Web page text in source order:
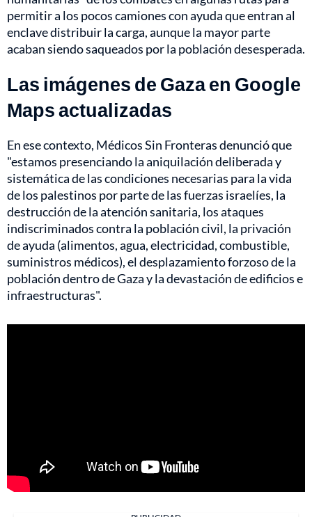
permitir a los pocos camiones con ayuda que entran al
enclave distribuir la carga, aunque la mayor parte
acaban siendo saqueados por la población desesperada.
Las imágenes de Gaza en Google
Maps actualizadas
En ese contexto, Médicos Sin Fronteras denunció que
"estamos presenciando la aniquilación deliberada y
sistemática de las condiciones necesarias para la vida
de los palestinos por parte de las fuerzas israelíes, la
destrucción de la atención sanitaria, los ataques
indiscriminados contra la población civil, la privación
de ayuda (alimentos, agua, electricidad, combustible,
suministros médicos), el desplazamiento forzoso de la
población dentro de Gaza y la devastación de edificios e
infraestructuras".